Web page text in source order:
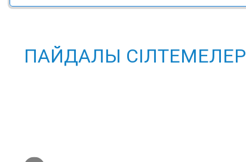
ПАЙДАЛЫ СІЛТЕМЕЛЕР